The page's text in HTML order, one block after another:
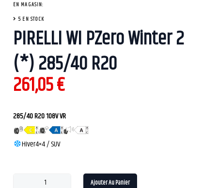
EN MAGASIN:
5 EN STOCK
PIRELLI WI PZero Winter 2
(*) 285/40 R20
261,05€
285/40 R20 108V VR
Hiver4×4 / SUV
Ajouter Au Panier